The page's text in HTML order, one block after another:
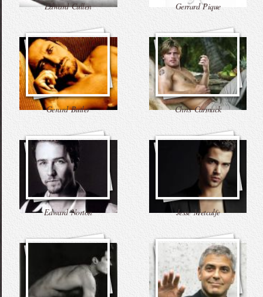
Edward Cullen Gerrard Pique
Gerard Butler Chris Carmack
Edward Norton Jesse Metcalfe